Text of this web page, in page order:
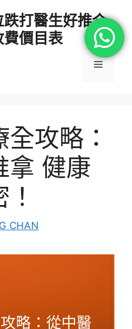
打醫生好推介
價目表
選
攻略：
拿 健康
CHAN